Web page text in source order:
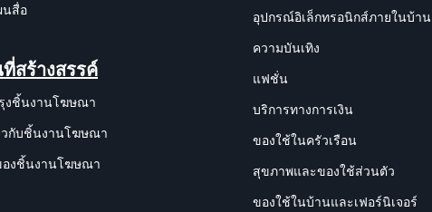
นสื่อ
สร้างสรรค์
งชิ้นงานโฆษณา
วกับชิ้นงานโฆษณา
องชิ้นงานโฆษณา
อุปกรณ์อิเล็กทรอนิกส์ภายในบ้าน
ความบันเทิง
แฟชั่น
บริการทางการเงิน
ของใช้ในครัวเรือน
สุขภาพและของใช้ส่วนตัว
ของใช้ในบ้านและเฟอร์นิเจอร์